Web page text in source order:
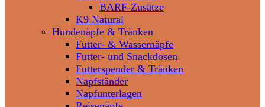
BARF-Zusätze
K9 Natural
Hundenäpfe & Tränken
Futter- & Wassernäpfe
Futter- und Snackdosen
Futterspender & Tränken
Napfständer
Napfunterlagen